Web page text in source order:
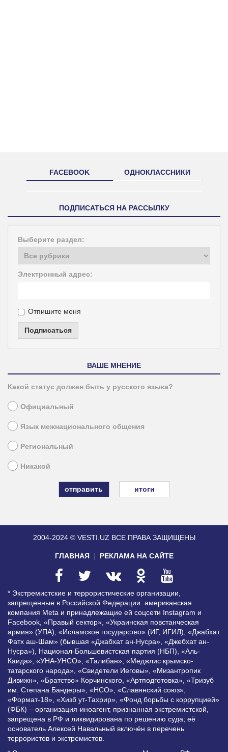
FACEBOOK ОДНОКЛАССНИКИ
ПОДПИСАТЬСЯ НА РАССЫЛКУ
Выберите раздел:
Электронный адрес:
Отпишите меня
Подписаться
ВАШЕ МНЕНИЕ
Какой статус должен быть у русского языка?
Официальный
Язык межнационального общения
Региональный
Никакой
итоги
2004-2024 © VESTI.UZ ВСЕ ПРАВА ЗАЩИЩЕНЫ
ГЛАВНАЯ РЕКЛАМА НА САЙТЕ
* Экстремистские и террористические организации,
запрещенные в Российской Федерации: американская
компания Meta и принадлежащие ей соцсети Instagram и
Facebook, «Правый сектор», «Украинская повстанческая
армия» (УПА), «Исламское государство» (ИГ, ИГИЛ), «Джабхат
Фатх аш-Шам» (бывшая «Джабхат ан-Нусра», «Джебхат ан-
Нусра»), Национал-Большевистская партия (НБП), «Аль-
Каида», «УНА-УНСО», «Талибан», «Меджлис крымско-
татарского народа», «Свидетели Иеговы», «Мизантропик
Дивижн», «Братство» Корчинского, «Артподготовка», «Тризуб
им. Степана Бандеры», «НСО», «Славянский союз»,
«Формат-18», «Хизб ут-Тахрир», «Фонд борьбы с коррупцией»
(ФБК) – организация-иноагент, признанная экстремистской,
запрещена в РФ и ликвидирована по решению суда; её
основатель Алексей Навальный включён в перечень
террористов и экстремистов.